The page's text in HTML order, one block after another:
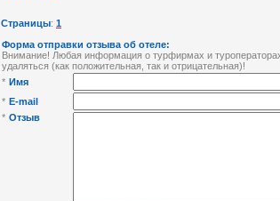
Страницы: 1
Форма отправки отзыва об отеле:
Внимание! Любая информация о турфирмах и
удаляться (как положительная, так и отрицательная)!
* Имя
* E-mail
* Отзыв